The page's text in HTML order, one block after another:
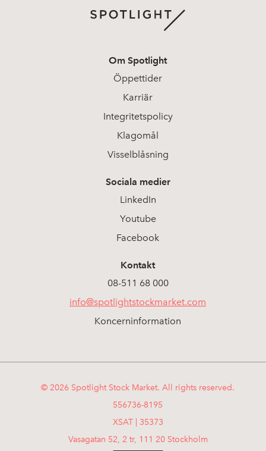
Om Spotlight
Öppettider
Karriär
Integritetspolicy
Klagomål
Visselblåsning
Sociala medier
LinkedIn
Youtube
Facebook
Kontakt
08-511 68 000
info@spotlightstockmarket.com
Koncerninformation
© 2026 Spotlight Stock Market. All rights reserved.
556736-8195
XSAT | 35373
Vasagatan 52, 2 tr, 111 20 Stockholm